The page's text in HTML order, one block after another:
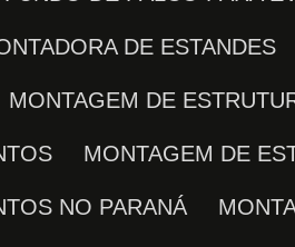
DE ESTANDES
MONTAGEM DE
MONTAGEM DE
NO PARANÁ